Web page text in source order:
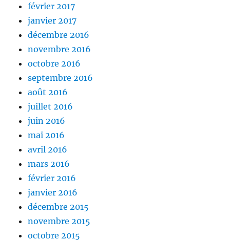
février 2017
janvier 2017
décembre 2016
novembre 2016
octobre 2016
septembre 2016
août 2016
juillet 2016
juin 2016
mai 2016
avril 2016
mars 2016
février 2016
janvier 2016
décembre 2015
novembre 2015
octobre 2015